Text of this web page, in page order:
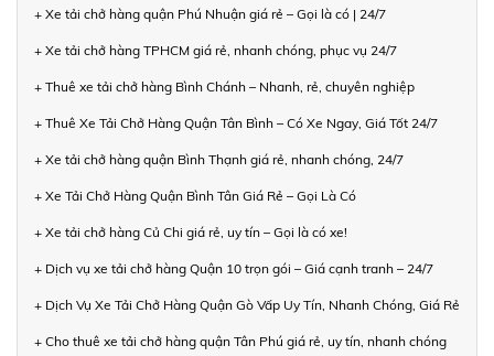
+ Xe tải chở hàng quận Phú Nhuận giá rẻ – Gọi là có | 24/7
+ Xe tải chở hàng TPHCM giá rẻ, nhanh chóng, phục vụ 24/7
+ Thuê xe tải chở hàng Bình Chánh – Nhanh, rẻ, chuyên nghiệp
+ Thuê Xe Tải Chở Hàng Quận Tân Bình – Có Xe Ngay, Giá Tốt 24/7
+ Xe tải chở hàng quận Bình Thạnh giá rẻ, nhanh chóng, 24/7
+ Xe Tải Chở Hàng Quận Bình Tân Giá Rẻ – Gọi Là Có
+ Xe tải chở hàng Củ Chi giá rẻ, uy tín – Gọi là có xe!
+ Dịch vụ xe tải chở hàng Quận 10 trọn gói – Giá cạnh tranh – 24/7
+ Dịch Vụ Xe Tải Chở Hàng Quận Gò Vấp Uy Tín, Nhanh Chóng, Giá Rẻ
+ Cho thuê xe tải chở hàng quận Tân Phú giá rẻ, uy tín, nhanh chóng